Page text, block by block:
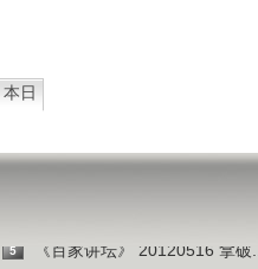
本日
2 《探索·发现》 20120507 李...
5 《百家讲坛》 20120516 拿破...